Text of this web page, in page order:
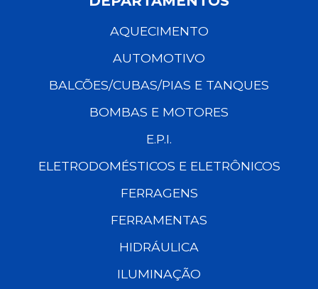
AQUECIMENTO
AUTOMOTIVO
BALCÕES/CUBAS/PIAS E TANQUES
BOMBAS E MOTORES
E.P.I.
ELETRODOMÉSTICOS E ELETRÔNICOS
FERRAGENS
FERRAMENTAS
HIDRÁULICA
ILUMINAÇÃO